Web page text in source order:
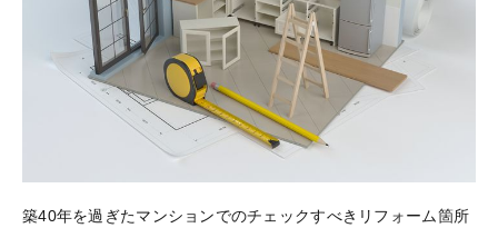
築40年を過ぎたマンションでのチェックすべきリフォーム箇所